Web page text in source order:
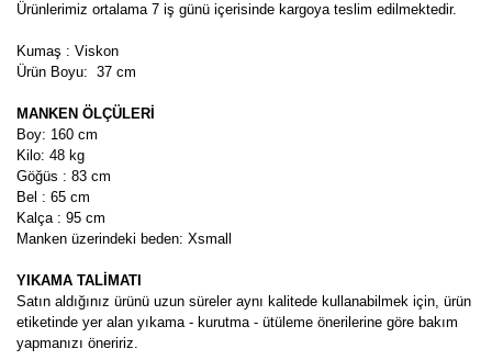
Ürünlerimiz ortalama 7 iş günü içerisinde kargoya teslim edilmektedir.
Kumaş : Viskon
Ürün Boyu: 37 cm
MANKEN ÖLÇÜLERİ
Boy: 160 cm
Kilo: 48 kg
Göğüs : 83 cm
Bel : 65 cm
Kalça : 95 cm
Manken üzerindeki beden: Xsmall
YIKAMA TALİMATI
Satın aldığınız ürünü uzun süreler aynı kalitede kullanabilmek için, ürün
etiketinde yer alan yıkama - kurutma - ütüleme önerilerine göre bakım
yapmanızı öneririz.